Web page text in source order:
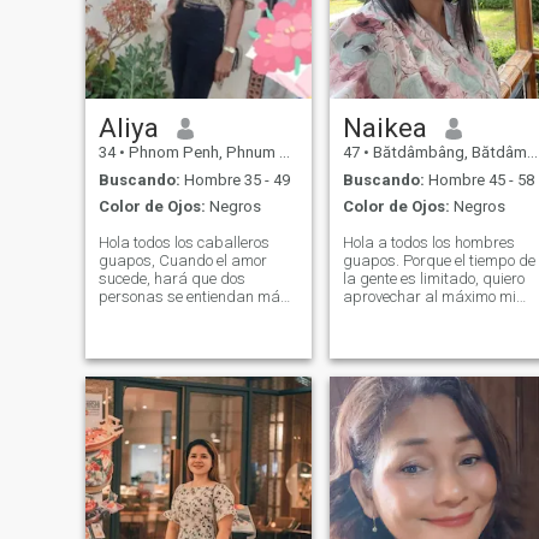
correcto y el pensamiento
positivo. La razón por la que
vengo aquí es para
encontrar un caballero de
confianza para una relación
seria. No pierdas tu tiempo y
el mío si eres un estafador.
Aliya
34 • Phnom Penh, Phnum Pénh, Cambolla
Buscando: Hombre 35 - 49
Color de Ojos: Negros
Hola todos los caballeros
guapos, Cuando el amor
sucede, hará que dos
personas se entiendan más.
Si amo a alguien, usaré la
comprensión para aceptarlo
si es positivo o negativo
porque la comprensión es la
base del amor que estará
juntos para siempre. Mi
nombre es Aliya. Tengo 33
años. He estado divorciado
por 3 años y tengo un hijo.
Soy un personal en
Naikea
47 • Bătdâmbâng, Bătdâmbâng, Cambolla
Buscando: Hombre 45 - 58
Color de Ojos: Negros
Hola a todos los hombres
guapos. Porque el tiempo de
la gente es limitado, quiero
aprovechar al máximo mi
presentarme a ustedes para
que podamos pasar un
tiempo valioso juntos. Mi
nombre es Naikea. Estoy
soltero, ¿de acuerdo? Soy un
contador de cuentas. Tengo
mis aficiones favoritas son
cocinar, leer, hacer ejercicio,
escuchar música, ver
televisión, ir de compras,